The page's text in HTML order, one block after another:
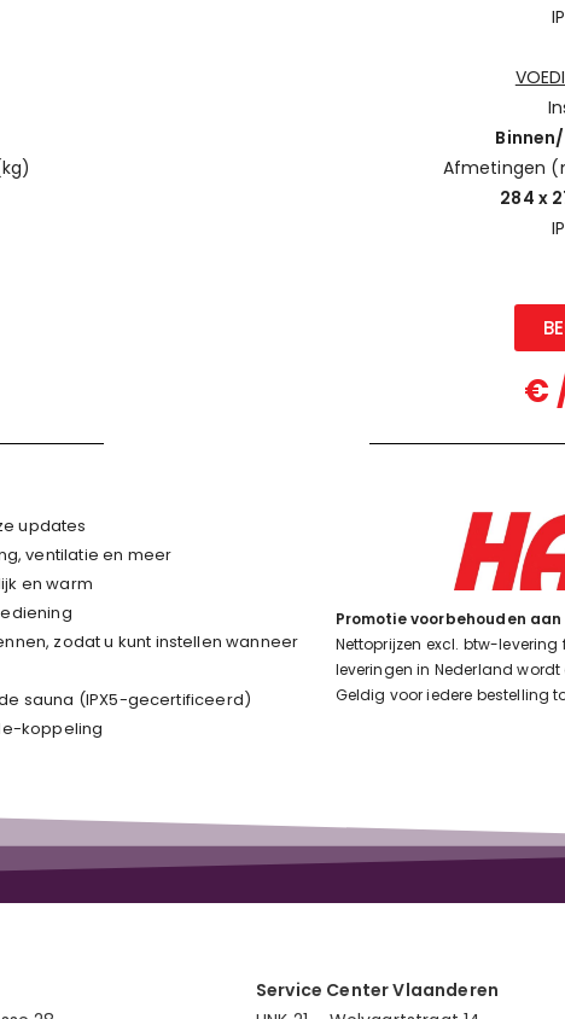
Afmetingen
284 x
€
updates
ventilatie en meer
en warm
zodat u kunt instellen wanneer
sauna (IPX5-gecertificeerd)
koppeling
Promotie voorbehouden
Nettoprijzen excl. btw-
leveringen in Nederland
Geldig voor iedere bestelling
Service Center Vlaanderen